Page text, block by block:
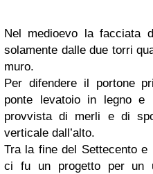
Nel medioevo la facciata
solamente dalle due torri
muro.
Per difendere il portone
ponte levatoio in legno e
provvista di merli e di
verticale dall’alto.
Tra la fine del Settecento e
ci fu un progetto per un